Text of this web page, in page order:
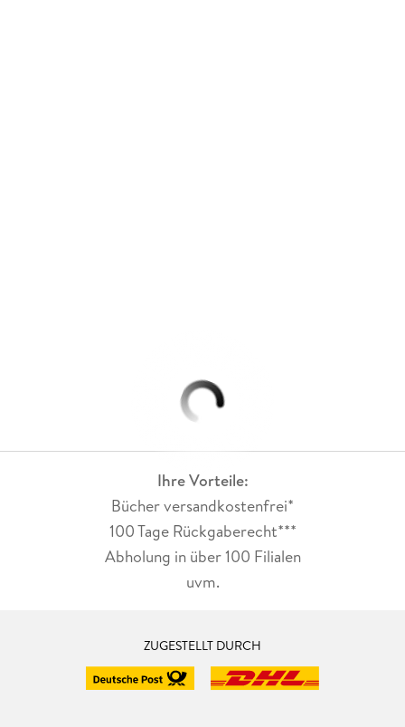
Ihre Vorteile:
Bücher versandkostenfrei*
100 Tage Rückgaberecht***
Abholung in über 100 Filialen
uvm.
ZUGESTELLT DURCH